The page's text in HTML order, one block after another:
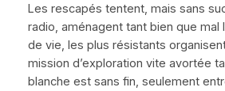
Les rescapés tentent, mais sans
radio, aménagent tant bien que mal
de vie, les plus résistants
mission d’exploration vite avortée
blanche est sans fin, seulement